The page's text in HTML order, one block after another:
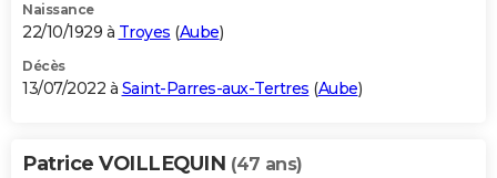
Naissance
22/10/1929 à Troyes (Aube)
Décès
13/07/2022 à Saint-Parres-aux-Tertres (Aube)
Patrice VOILLEQUIN (47 ans)